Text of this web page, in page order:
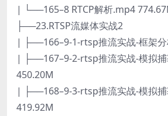
| └──165–8 RTCP解析.mp4
├──23.RTSP流媒体实战2
| ├──166–9-1-rtsp推流实战-框架
| ├──167–9-2-rtsp推流实战-模拟
450.20M
| ├──168–9-3-rtsp推流实战-模拟
419.92M